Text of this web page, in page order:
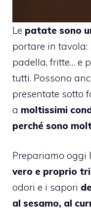
Le patate sono
portare in tavola:
padella, fritte… e
tutti. Possono
presentate sotto
a moltissimi
perché sono
Prepariamo oggi
vero e proprio
odori e i sapori
al sesamo, al